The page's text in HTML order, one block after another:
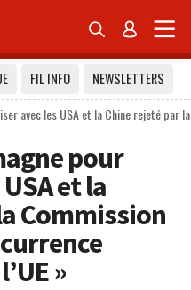
 
FIL INFO
NEWSLETTERS
avec les USA et la Chine rejeté par
pour
et la
Commission
»